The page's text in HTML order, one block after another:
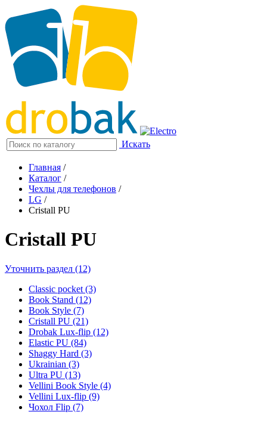
Искать
Главная /
Каталог /
Чехлы для телефонов /
LG /
Cristall PU
Cristall PU
Уточнить раздел (12)
Classic pocket (3)
Book Stand (12)
Book Style (7)
Cristall PU (21)
Drobak Lux-flip (12)
Elastic PU (84)
Shaggy Hard (3)
Ukrainian (3)
Ultra PU (13)
Vellini Book Style (4)
Vellini Lux-flip (9)
Чохол Flip (7)